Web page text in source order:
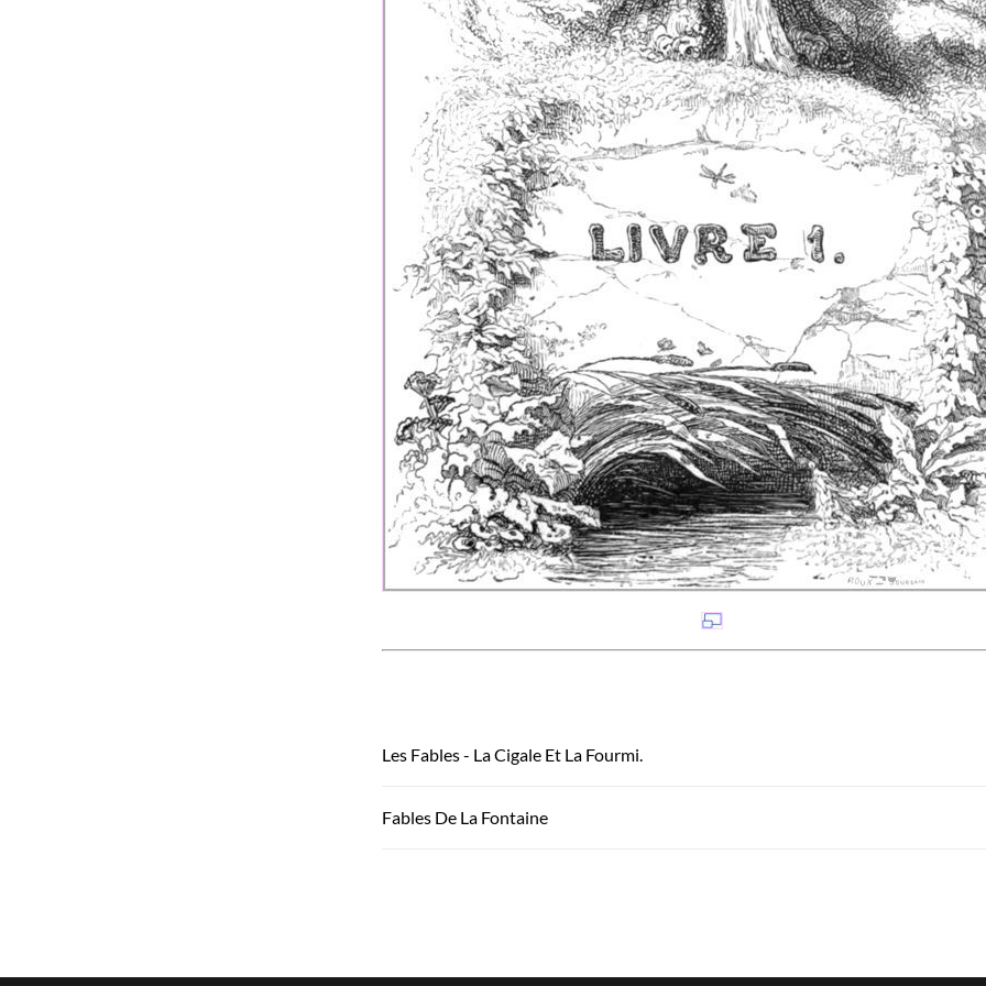
Les Fables - La Cigale Et La Fourmi.
Fables De La Fontaine